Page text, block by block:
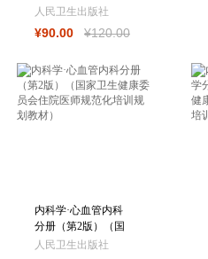
卫生健康委员会住院
人民卫生出版社
¥90.00 ¥120.00
内科学·心血管内科
分册（第2版）（国
家卫生健康委员会住
人民卫生出版社